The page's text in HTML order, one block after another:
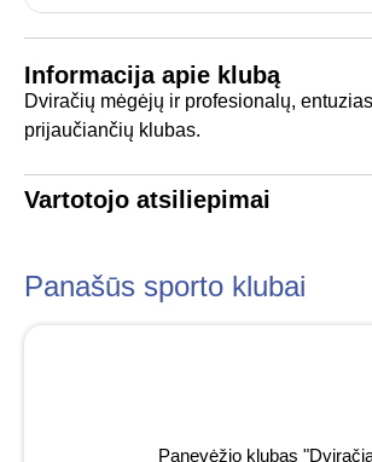
Informacija apie klubą
Dviračių mėgėjų ir profesionalų,
prijaučiančių klubas.
Vartotojo atsiliepimai
Panašūs sporto klubai
Panevėžio klubas